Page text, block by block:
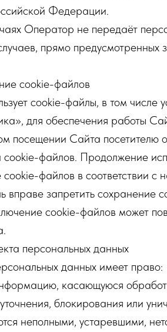
Федерации.
Оператор не передаёт
прямо предусмотренных
cookie-файлов
cookie-файлы, в том числе
для обеспечения работы
посещении Сайта посетителю
cookie-файлов. Продолжение
cookie-файлов в соответствии с
вправе запретить сохранение
cookie-файлов может
персональных данных
данных имеет право:
касающуюся
блокирования или
неполными, устаревшими,